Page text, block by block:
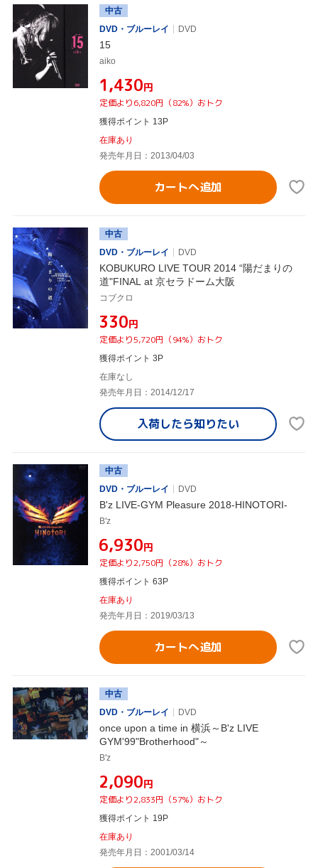
中古
DVD・ブルーレイ
DVD
15
aiko
¥1,430円
定価より6,820円（82%）おトク
獲得ポイント 13P
在庫あり
発売年月日：2013/04/03
カートへ追加
中古
DVD・ブルーレイ
DVD
KOBUKURO LIVE TOUR 2014 “陽だまりの
道"FINAL at 京セラドーム大阪
コブクロ
¥330円
定価より5,720円（94%）おトク
獲得ポイント 3P
在庫なし
発売年月日：2014/12/17
入荷したら知りたい
中古
DVD・ブルーレイ
DVD
B'z LIVE-GYM Pleasure 2018-HINOTORI-
B'z
¥6,930円
定価より2,750円（28%）おトク
獲得ポイント 63P
在庫あり
発売年月日：2019/03/13
カートへ追加
中古
DVD・ブルーレイ
DVD
once upon a time in 横浜～B'z LIVE
GYM'99"Brotherhood"～
B'z
¥2,090円
定価より2,833円（57%）おトク
獲得ポイント 19P
在庫あり
発売年月日：2001/03/14